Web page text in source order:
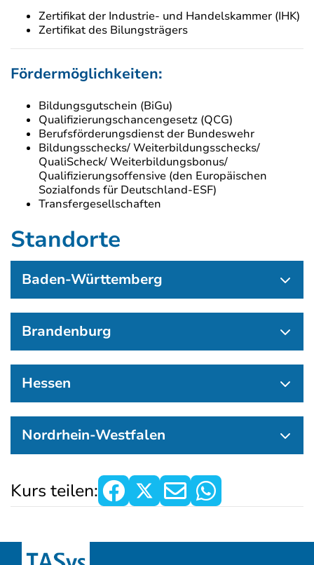
Zertifikat der Industrie- und Handelskammer (IHK)
Zertifikat des Bilungsträgers
Fördermöglichkeiten:
Bildungsgutschein (BiGu)
Qualifizierungschancengesetz (QCG)
Berufsförderungsdienst der Bundeswehr
Bildungsschecks/ Weiterbildungsschecks/
QualiScheck/ Weiterbildungsbonus/
Qualifizierungsoffensive (den Europäischen
Sozialfonds für Deutschland-ESF)
Transfergesellschaften
Standorte
Baden-Württemberg
Brandenburg
Hessen
Nordrhein-Westfalen
Kurs teilen: